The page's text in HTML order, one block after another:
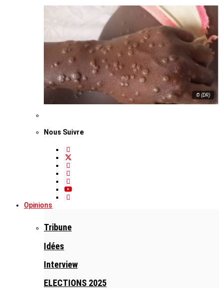
© (DR)
Nous Suivre
Opinions
Tribune
Idées
Interview
ELECTIONS 2025